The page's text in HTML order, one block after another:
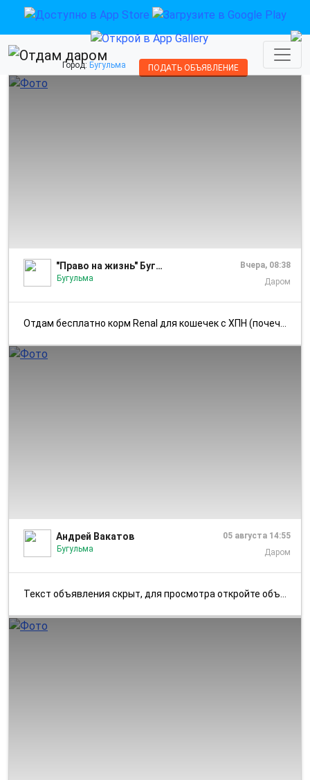
Город: Бугульма ПОДАТЬ ОБЪЯВЛЕНИЕ
"Право на жизнь" Бугульма
Бугульма
Вчера, 08:38
Даром
Отдам бесплатно корм Renal для кошечек с ХПН (почечная недостаточность...
Андрей Вакатов
Бугульма
05 августа 14:55
Даром
Текст объявления скрыт, для просмотра откройте объявление в приложении...